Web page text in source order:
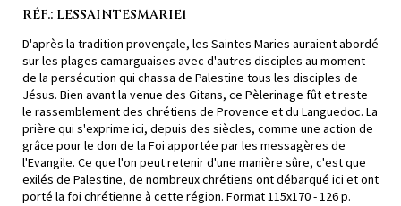
RÉF.: LESSAINTESMARIE1
D'après la tradition provençale, les Saintes Maries auraient abordé
sur les plages camarguaises avec d'autres disciples au moment
de la persécution qui chassa de Palestine tous les disciples de
Jésus. Bien avant la venue des Gitans, ce Pèlerinage fût et reste
le rassemblement des chrétiens de Provence et du Languedoc. La
prière qui s'exprime ici, depuis des siècles, comme une action de
grâce pour le don de la Foi apportée par les messagères de
l'Evangile. Ce que l'on peut retenir d'une manière sûre, c'est que
exilés de Palestine, de nombreux chrétiens ont débarqué ici et ont
porté la foi chrétienne à cette région. Format 115x170 - 126 p.